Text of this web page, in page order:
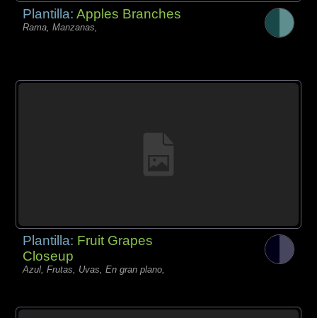
Plantilla:Apples Branches
Rama, Manzanas,
Plantilla: Fruit Grapes
Closeup
Azul, Frutas, Uvas, En gran plano,